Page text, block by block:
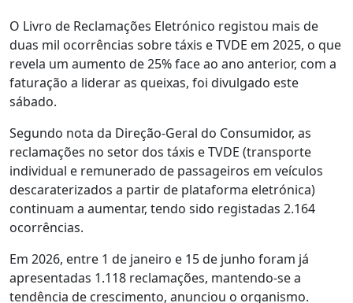
O Livro de Reclamações Eletrónico registou mais de
duas mil ocorrências sobre táxis e TVDE em 2025, o que
revela um aumento de 25% face ao ano anterior, com a
faturação a liderar as queixas, foi divulgado este
sábado.
Segundo nota da Direção-Geral do Consumidor, as
reclamações no setor dos táxis e TVDE (transporte
individual e remunerado de passageiros em veículos
descaraterizados a partir de plataforma eletrónica)
continuam a aumentar, tendo sido registadas 2.164
ocorrências.
Em 2026, entre 1 de janeiro e 15 de junho foram já
apresentadas 1.118 reclamações, mantendo-se a
tendência de crescimento, anunciou o organismo.